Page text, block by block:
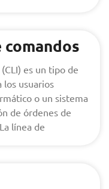
es un tipo de
usuarios
o un sistema
de órdenes de
línea de